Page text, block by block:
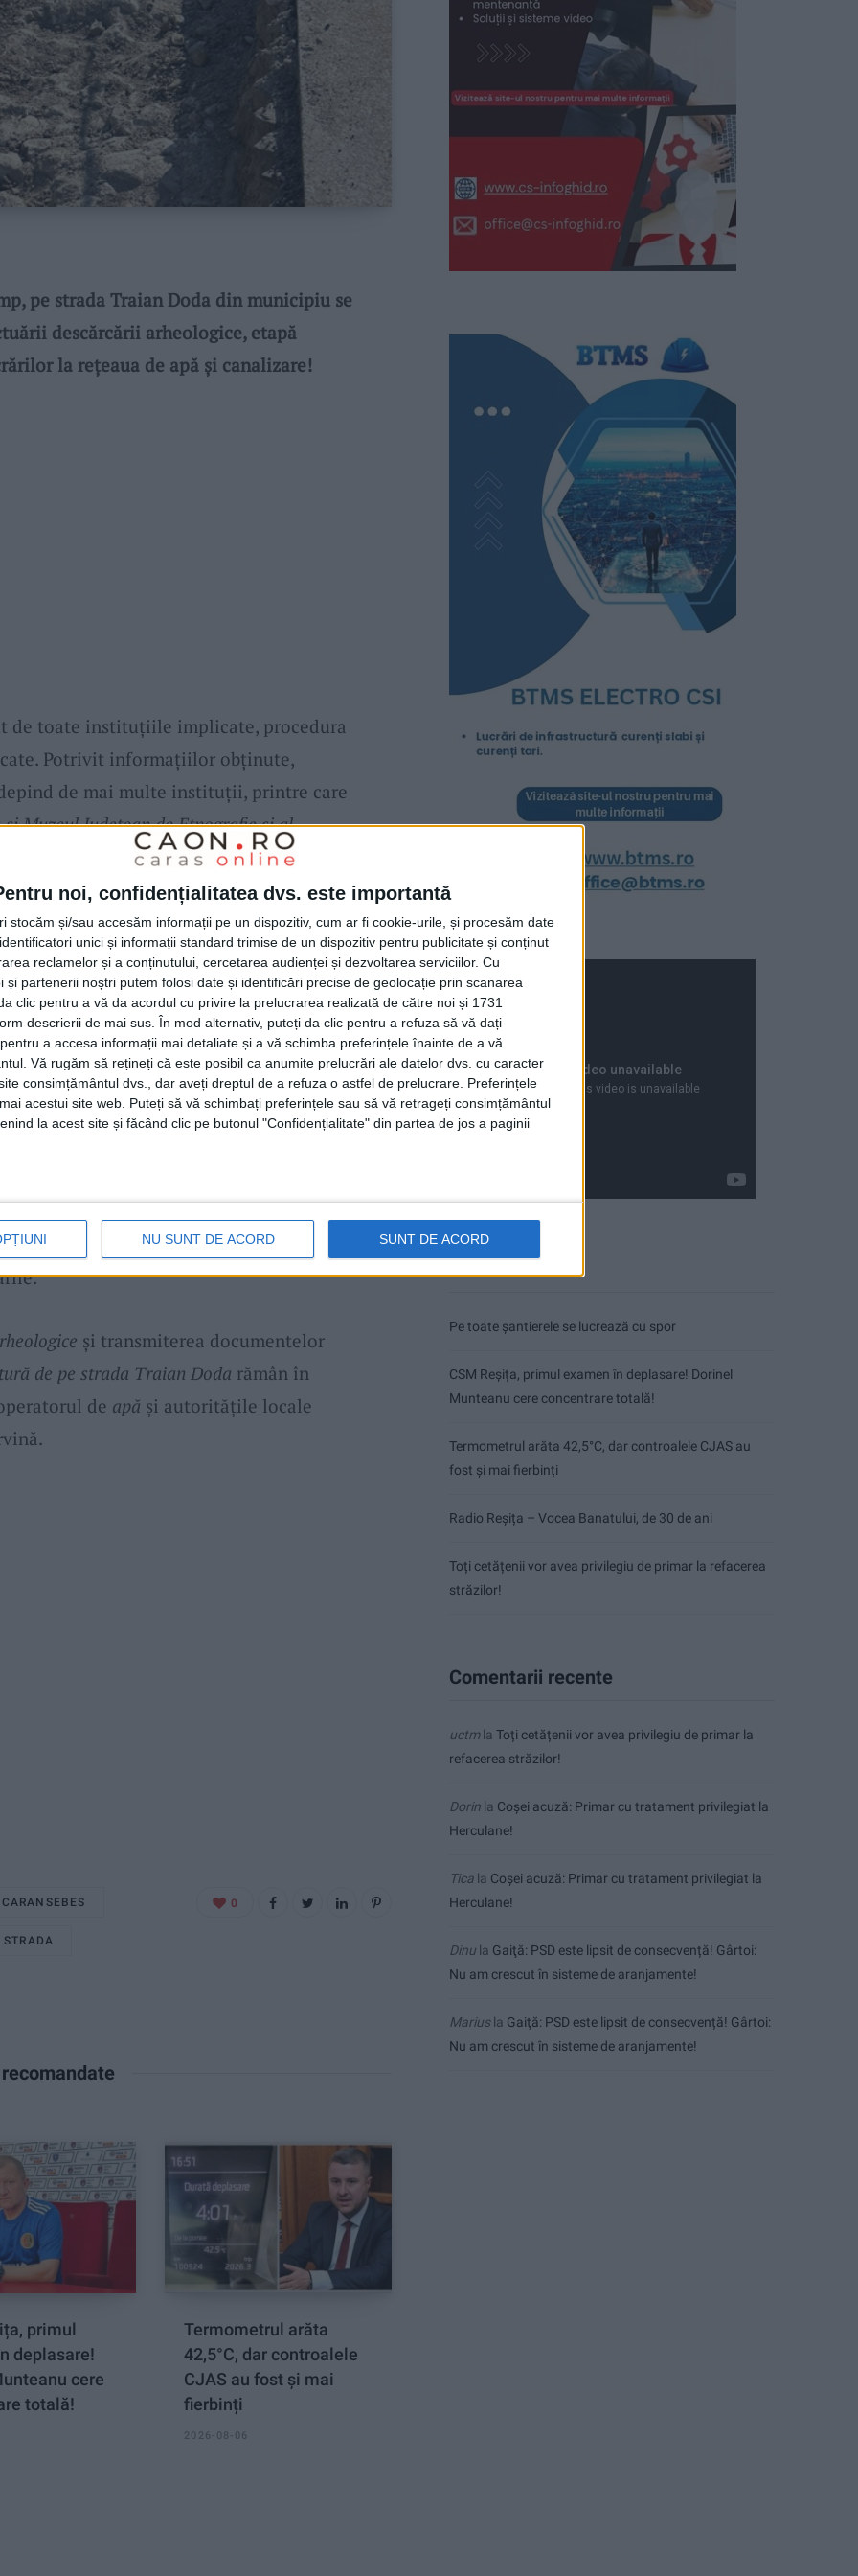
noi, confidențialitatea dvs. este importantă
stocăm și/sau accesăm informații pe un dispozitiv, cum ar fi cookie-urile, și procesăm date
unici și informații standard trimise de un dispozitiv pentru publicitate și conținut
reclamelor și a conținutului, cercetarea audienței și dezvoltarea serviciilor. Cu
și partenerii noștri putem folosi date și identificări precise de geolocație prin scanarea
clic pentru a vă da acordul cu privire la prelucrarea realizată de către noi și 1731
descrierii de mai sus. În mod alternativ, puteți da clic pentru a refuza să vă dați
a accesa informații mai detaliate și a vă schimba preferințele înainte de a vă
Vă rugăm să rețineți că este posibil ca anumite prelucrări ale datelor dvs. cu caracter
consimțământul dvs., dar aveți dreptul de a refuza o astfel de prelucrare. Preferințele
acestui site web. Puteți să vă schimbați preferințele sau să vă retrageți consimțământul
la acest site și făcând clic pe butonul "Confidențialitate" din partea de jos a paginii
NU SUNT DE ACORD SUNT DE ACORD
pe strada Traian Doda din municipiu se
descărcării arheologice, etapă
la rețeaua de apă și canalizare!
de toate instituțiile implicate, procedura
Potrivit informațiilor obținute,
de mai multe instituții, printre care
Muzeul Județean de Etnografie și al
, însă documentația nu a fost finalizată
Gheorghe Filipescu, directorul AquaCaraș, a
să înceapă lucrările imediat ce va
gata oricând să înceapă lucrările, dar nu
a începe.“
Caransebeș, Felix Borcean, a explicat
dedescărcare arheologicătrebuie
lucrărilor propriu-zise la rețeaua deapă
realizate de un expert
este din cadrul Universității din Iași,
în pixul unui om care nu se grăbește.
Țîrdea
, și imediat ce documentația ne
și transmiterea documentelor
de pe strada Traian Doda rămân în
de apă și autoritățile locale
CARANSEBES
STRADA
0
primul
deplasare!
cere
totală!
Termometrul arăta
42,5°C, dar controalele
CJAS au fost și mai
fierbinți
2026-08-06
Articole recente
Pe toate șantierele se lucrează cu spor
CSM Reșița, primul examen în deplasare! Dorinel
Munteanu cere concentrare totală!
Termometrul arăta 42,5°C, dar controalele CJAS au
fost și mai fierbinți
Radio Reșița – Vocea Banatului, de 30 de ani
Toți cetățenii vor avea privilegiu de primar la refacerea
străzilor!
Comentarii recente
uctmla Toți cetățenii vor avea privilegiu de primar la
refacerea străzilor!
Dorin la Coșei acuză: Primar cu tratament privilegiat la
Herculane!
Tica la Coșei acuză: Primar cu tratament privilegiat la
Herculane!
Dinu la Gaiţă: PSD este lipsit de consecvență! Gârtoi:
Nu am crescut în sisteme de aranjamente!
Mariusla Gaiţă: PSD este lipsit de consecvență! Gârtoi:
Nu am crescut în sisteme de aranjamente!